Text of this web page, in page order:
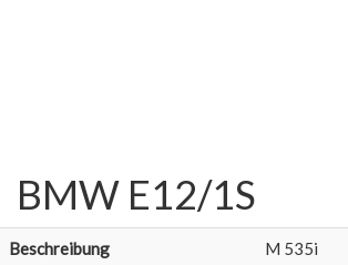
BMW E12/1S
Beschreibung M 535i